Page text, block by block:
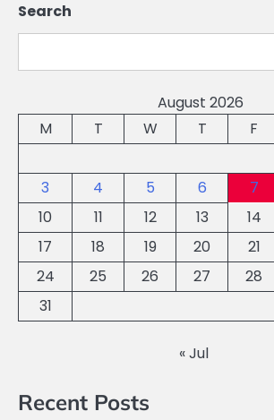
Search
August 2026
M
T W T F
3
4 5 6 7
10
11 12 13 14
17
18 19 20 21
24
25 26 27 28
31
« Jul
Recent Posts